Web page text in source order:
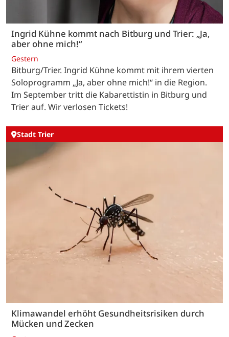
Ingrid Kühne kommt nach Bitburg und Trier: „Ja,
aber ohne mich!“
Gestern
Bitburg/Trier. Ingrid Kühne kommt mit ihrem vierten
Soloprogramm „Ja, aber ohne mich!“ in die Region.
Im September tritt die Kabarettistin in Bitburg und
Trier auf. Wir verlosen Tickets!
Stadt Trier
Klimawandel erhöht Gesundheitsrisiken durch
Mücken und Zecken